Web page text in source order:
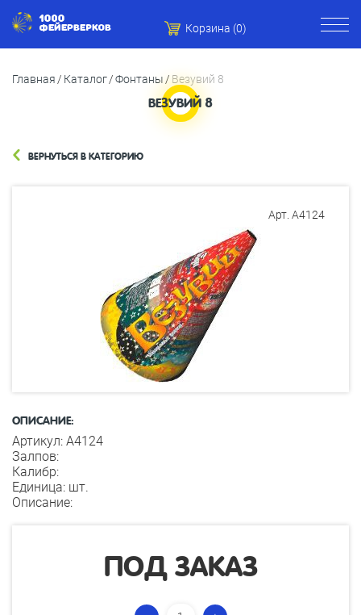
Корзина (0)
Главная Каталог Фонтаны Везувий 8
ВЕЗУВИЙ 8
ВЕРНУТЬСЯ В КАТЕГОРИЮ
Арт. А4124
ПОД ЗАКАЗ
ОПИСАНИЕ:
Артикул: А4124
Залпов:
Калибр:
Единица: шт.
Описание: